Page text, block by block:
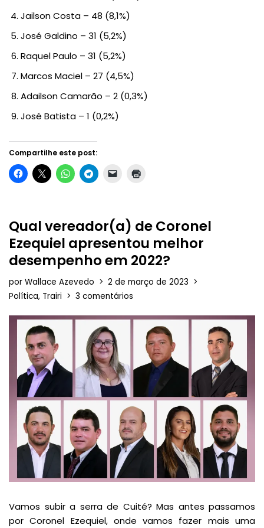
Jailson Costa – 48 (8,1%)
José Galdino – 31 (5,2%)
Raquel Paulo – 31 (5,2%)
Marcos Maciel – 27 (4,5%)
Adailson Camarão – 2 (0,3%)
José Batista – 1 (0,2%)
Compartilhe este post:
Qual vereador(a) de Coronel
Ezequiel apresentou melhor
desempenho em 2022?
por Wallace Azevedo
2 de março de 2023
Política, Trairi 3 comentários
Vamos subir a serra de Cuité? Mas antes passamos
por Coronel Ezequiel, onde vamos fazer mais uma